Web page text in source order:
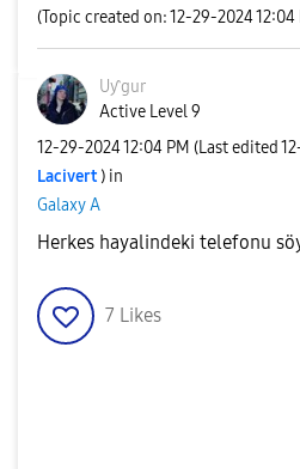
(Topic created on: 12-29-2024 12:04
Uƴgur
Active Level 9
‎12-29-202412:04 PM (Last edited
Lacivert ) in
Galaxy A
Herkes hayalindeki telefonu
7 Likes